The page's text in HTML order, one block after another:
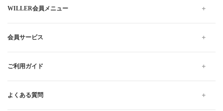
WILLER会員メニュー
会員サービス
ご利用ガイド
よくある質問